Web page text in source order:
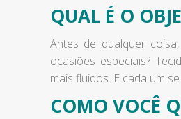
QUAL É O
Antes de qualquer
ocasiões especiais?
mais fluidos. E cada um
COMO VOCÊ